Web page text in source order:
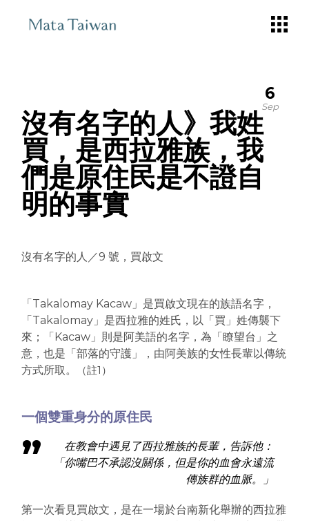
6
Sep
沒有名字的人》我姓
買，是西拉雅族，我
們是原住民是不證自
明的事實
沒有名字的人／9 號，買啟文
「Takalomay Kacaw」是買啟文現在的族語名字，
「Takalomay」是西拉雅的姓氏，以「買」姓傳襲下
來；「Kacaw」則是阿美語的名字，為「瞭望台」之
意，也是「部落的守護」，由阿美族的女性長輩以傳統
方式所取。
（註1）
一個雙重身分的原住民
在教會中遇見了西拉雅族的長輩，告訴他：
「你嘴巴不承認沒關係，但是你的血會永遠流
傳族群的血脈。」
第一次看見買啟文，是在一場於台南新化舉辦的西拉雅